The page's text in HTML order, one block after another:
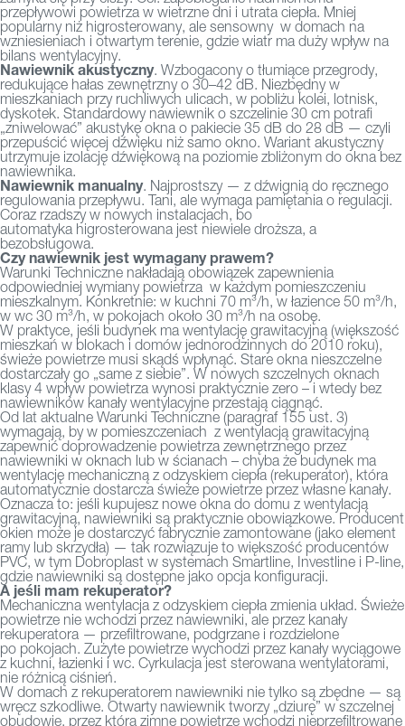
przepływowi powietrza w wietrzne dni i utrata ciepła. Mniej
popularny niż higrosterowany, ale sensowny w domach na
wzniesieniach i otwartym terenie, gdzie wiatr ma duży wpływ na
bilans wentylacyjny.
Nawiewnik akustyczny. Wzbogacony o tłumiące przegrody,
redukujące hałas zewnętrzny o 30–42 dB. Niezbędny w
mieszkaniach przy ruchliwych ulicach, w pobliżu kolei, lotnisk,
dyskotek. Standardowy nawiewnik o szczelinie 30 cm potrafi
„zniwelować” akustykę okna o pakiecie 35 dB do 28 dB — czyli
przepuścić więcej dźwięku niż samo okno. Wariant akustyczny
utrzymuje izolację dźwiękową na poziomie zbliżonym do okna bez
nawiewnika.
Nawiewnik manualny. Najprostszy — z dźwignią do ręcznego
regulowania przepływu. Tani, ale wymaga pamiętania o regulacji.
Coraz rzadszy w nowych instalacjach, bo
automatyka higrosterowana jest niewiele droższa, a
bezobsługowa.
Czy nawiewnik jest wymagany prawem?
Warunki Techniczne nakładają obowiązek zapewnienia
odpowiedniej wymiany powietrza w każdym pomieszczeniu
mieszkalnym. Konkretnie: w kuchni 70 m³/h, w łazience 50 m³/h,
w wc 30 m³/h, w pokojach około 30 m³/h na osobę.
W praktyce, jeśli budynek ma wentylację grawitacyjną (większość
mieszkań w blokach i domów jednorodzinnych do 2010 roku),
świeże powietrze musi skądś wpłynąć. Stare okna nieszczelne
dostarczały go „same z siebie”. W nowych szczelnych oknach
klasy 4 wpływ powietrza wynosi praktycznie zero – i wtedy bez
nawiewników kanały wentylacyjne przestają ciągnąć.
Od lat aktualne Warunki Techniczne (paragraf 155 ust. 3)
wymagają, by w pomieszczeniach z wentylacją grawitacyjną
zapewnić doprowadzenie powietrza zewnętrznego przez
nawiewniki w oknach lub w ścianach – chyba że budynek ma
wentylację mechaniczną z odzyskiem ciepła (rekuperator), która
automatycznie dostarcza świeże powietrze przez własne kanały.
Oznacza to: jeśli kupujesz nowe okna do domu z wentylacją
grawitacyjną, nawiewniki są praktycznie obowiązkowe. Producent
okien może je dostarczyć fabrycznie zamontowane (jako element
ramy lub skrzydła) — tak rozwiązuje to większość producentów
PVC, w tym Dobroplast w systemach Smartline, Investline i P-line,
gdzie nawiewniki są dostępne jako opcja konfiguracji.
A jeśli mam rekuperator?
Mechaniczna wentylacja z odzyskiem ciepła zmienia układ. Świeże
powietrze nie wchodzi przez nawiewniki, ale przez kanały
rekuperatora — przefiltrowane, podgrzane i rozdzielone
po pokojach. Zużyte powietrze wychodzi przez kanały wyciągowe
z kuchni, łazienki i wc. Cyrkulacja jest sterowana wentylatorami,
nie różnicą ciśnień.
W domach z rekuperatorem nawiewniki nie tylko są zbędne — są
wręcz szkodliwe. Otwarty nawiewnik tworzy „dziurę” w szczelnej
obudowie, przez którą zimne powietrze wchodzi nieprzefiltrowane